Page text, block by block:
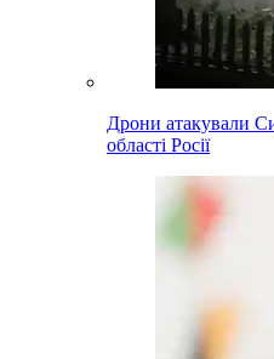
Дрони атакували
області Росії